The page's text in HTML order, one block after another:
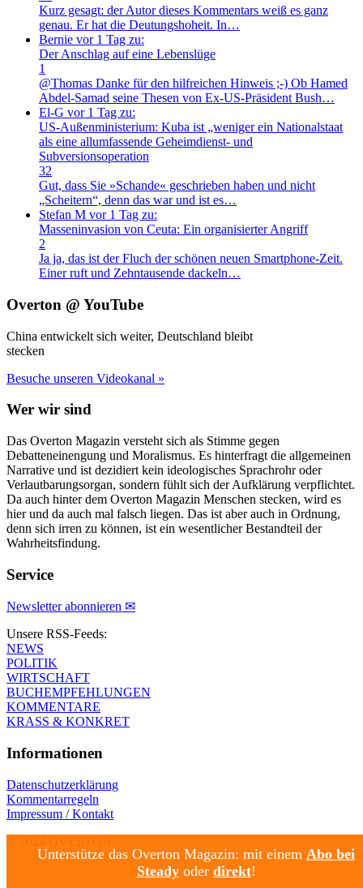
Kurz gesagt: der Autor dieses Kommentars weiß es ganz
genau. Er hat die Deutungshoheit. In…
Bernie vor 1 Tag zu:
Der Anschlag auf eine Lebenslüge
1
@Thomas Danke für den hilfreichen Hinweis ;-) Ob Hamed
Abdel-Samad seine Thesen von Ex-US-Präsident Bush…
El-G vor 1 Tag zu:
US-Außenministerium: Kuba ist „weniger ein Nationalstaat
als eine allumfassende Geheimdienst- und
Subversionsoperation
32
Gut, dass Sie »Schande« geschrieben haben und nicht
„Scheitern“, denn das war und ist es…
Stefan M vor 1 Tag zu:
Masseninvasion von Ceuta: Ein organisierter Angriff
2
Ja ja, das ist der Fluch der schönen neuen Smartphone-Zeit.
Einer ruft und Zehntausende dackeln…
Overton @ YouTube
China entwickelt sich weiter, Deutschland bleibt
stecken
Besuche unseren Videokanal »
Wer wir sind
Das Overton Magazin versteht sich als Stimme gegen
Debatteneinengung und Moralismus. Es hinterfragt die allgemeinen
Narrative und ist dezidiert kein ideologisches Sprachrohr oder
Verlautbarungsorgan, sondern fühlt sich der Aufklärung verpflichtet.
Da auch hinter dem Overton Magazin Menschen stecken, wird es
hier und da auch mal falsch liegen. Das ist aber auch in Ordnung,
denn sich irren zu können, ist ein wesentlicher Bestandteil der
Wahrheitsfindung.
Service
Newsletter abonnieren ✉
Unsere RSS-Feeds:
NEWS
POLITIK
WIRTSCHAFT
BUCHEMPFEHLUNGEN
KOMMENTARE
KRASS & KONKRET
Informationen
Datenschutzerklärung
Kommentarregeln
Impressum / Kontakt
Unterstütze das Overton Magazin: mit einem Abo bei
Steadyoder direkt!